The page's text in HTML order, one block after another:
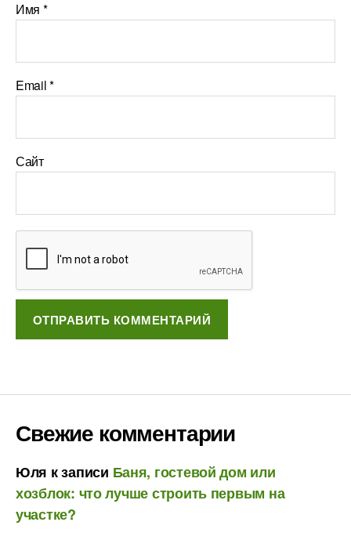
Имя *
Email*
Сайт
Свежие комментарии
Юля к записи Баня, гостевой дом или
хозблок: что лучше строить первым на
участке?